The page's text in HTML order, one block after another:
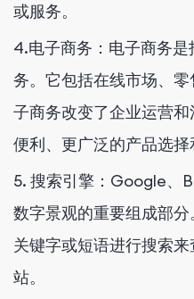
或服务。
4.电子商务：电子商务
务。它包括在线市场、
子商务改变了企业运营
便利、更广泛的产品选择
5. 搜索引擎：Google、
数字景观的重要组成部
关键字或短语进行搜索
站。